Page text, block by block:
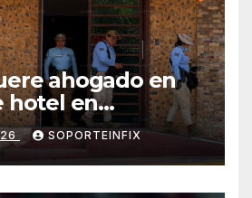
ahogado en
hotel en
piden
falta de personal
SOPORTEINFIX